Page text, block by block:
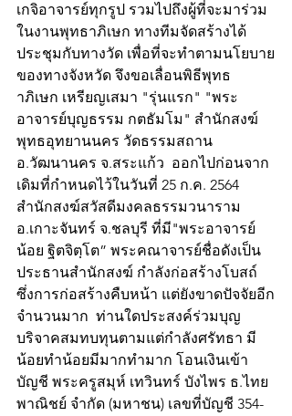
เกจิอาจารย์ทุกรูป รวมไปถึงผู้ที่จะมาร่วม
ในงานพุทธาภิเษก ทางทีมจัดสร้างได้
ประชุมกับทางวัด เพื่อที่จะทำตามนโยบาย
ของทางจังหวัด จึงขอเลื่อนพิธีพุทธ
าภิเษก เหรียญเสมา "รุ่นแรก" "พระ
อาจารย์บุญธรรม กตธัมโม" สำนักสงฆ์
พุทธอุทยานนคร วัดธรรมสถาน
อ.วัฒนานคร จ.สระแก้ว  ออกไปก่อนจาก
เดิมที่กำหนดไว้ในวันที่ 25 ก.ค. 2564
สำนักสงฆ์สวัสดีมงคลธรรมวนาราม
อ.เกาะจันทร์ จ.ชลบุรี ที่มี"พระอาจารย์
น้อย ฐิตจิตฺโต” พระคณาจารย์ชื่อดังเป็น
ประธานสำนักสงฆ์ กำลังก่อสร้างโบสถ์
ซึ่งการก่อสร้างคืบหน้า แต่ยังขาดปัจจัยอีก
จำนวนมาก  ท่านใดประสงค์ร่วมบุญ
บริจาคสมทบทุนตามแต่กำลังศรัทธา มี
น้อยทำน้อยมีมากทำมาก โอนเงินเข้า
บัญชี พระครูสมุห์ เทวินทร์ บังไพร ธ.ไทย
พาณิชย์ จำกัด (มหาชน) เลขที่บัญชี 354-